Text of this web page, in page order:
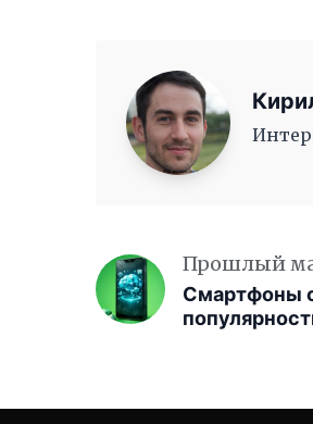
Прошлый
Смартфоны